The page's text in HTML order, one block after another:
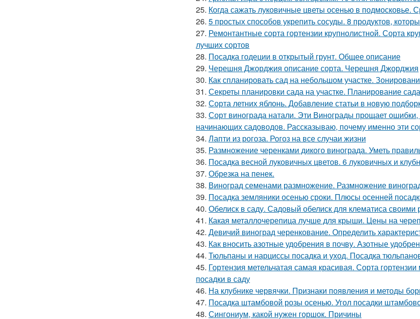
25. Когда сажать луковичные цветы осенью в подмосковье.
26. 5 простых способов укрепить сосуды. 8 продуктов,
27. Ремонтантные сорта гортензии крупнолистной. Сорта
лучших сортов
28. Посадка годеции в открытый грунт. Общее описание
29. Черешня Джорджия описание сорта. Черешня Джорджия
30. Как спланировать сад на небольшом участке.
31. Секреты планировки сада на участке. Планирование
32. Сорта летних яблонь. Добавление статьи в новую
33. Сорт винограда натали. Эти Винограды прощает
начинающих садоводов. Рассказываю, почему именно эти
34. Лапти из рогоза. Рогоз на все случаи жизни
35. Размножение черенками дикого винограда. Уметь
36. Посадка весной луковичных цветов. 6 луковичных и
37. Обрезка на пенек.
38. Виноград семенами размножение. Размножение
39. Посадка земляники осенью сроки. Плюсы осенней
40. Обелиск в саду. Садовый обелиск для клематиса своими
41. Какая металлочерепица лучше для крыши. Цены на
42. Девичий виноград черенкование. Определить
43. Как вносить азотные удобрения в почву. Азотные
44. Тюльпаны и нарциссы посадка и уход. Посадка
45. Гортензия метельчатая самая красивая. Сорта
посадки в саду
46. На клубнике червячки. Признаки появления и методы
47. Посадка штамбовой розы осенью. Угол посадки
48. Сингониум, какой нужен горшок. Причины